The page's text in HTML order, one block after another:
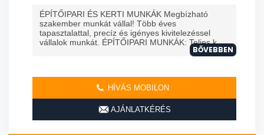
ÉPÍTŐIPARI ÉS KERTI MUNKÁK Megbízható
szakember munkát vállal! Több éves
tapasztalattal, precíz és igényes kivitelezéssel
vállalok munkát. ÉPÍTŐIPARI MUNKÁK: Teljes k...
BŐVEBBEN
HÍVÁS MOBILON
AJÁNLATKÉRÉS